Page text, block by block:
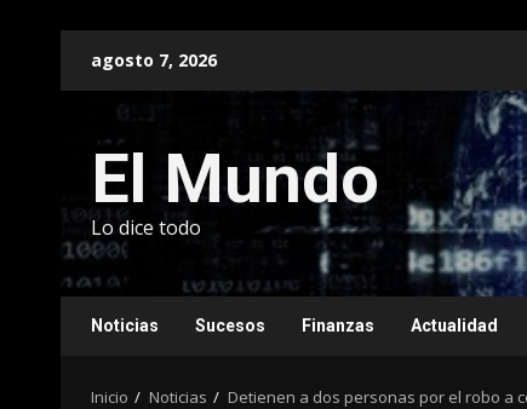
agosto 7, 2026
El Mundo
Lo dice todo
Noticias Sucesos Finanzas Actualidad
Inicio Noticias Detienen a dos personas por el robo a